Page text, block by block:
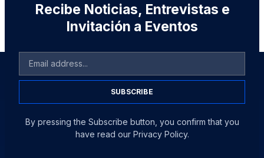
Recibe Noticias, Entrevistas e
Invitación a Eventos
SUBSCRIBE
By pressing the Subscribe button, you confirm that you
have read our Privacy Policy.